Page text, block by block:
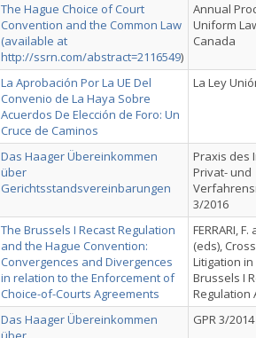
The Hague Choice of Court
Convention and the Common Law
(available at
http://ssrn.com/abstract=2116549)
Annual
Uniform
Canada
La Aprobación Por La UE Del
Convenio de La Haya Sobre
Acuerdos De Elección de Foro: Un
Cruce de Caminos
La Ley
Das Haager Übereinkommen
über
Gerichtsstandsvereinbarungen
Praxis des
Privat- und
3/2016
The Brussels I Recast Regulation
and the Hague Convention:
Convergences and Divergences
in relation to the Enforcement of
Choice-of-Courts Agreements
FERRARI,
(eds),
Litigation
Brussels I
Regulation
Das Haager Übereinkommen
GPR 3/2014